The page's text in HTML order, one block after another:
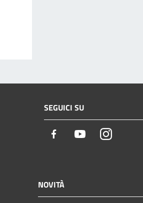
SEGUICI SU
Facebook YoutubeInstagram
NOVITÀ